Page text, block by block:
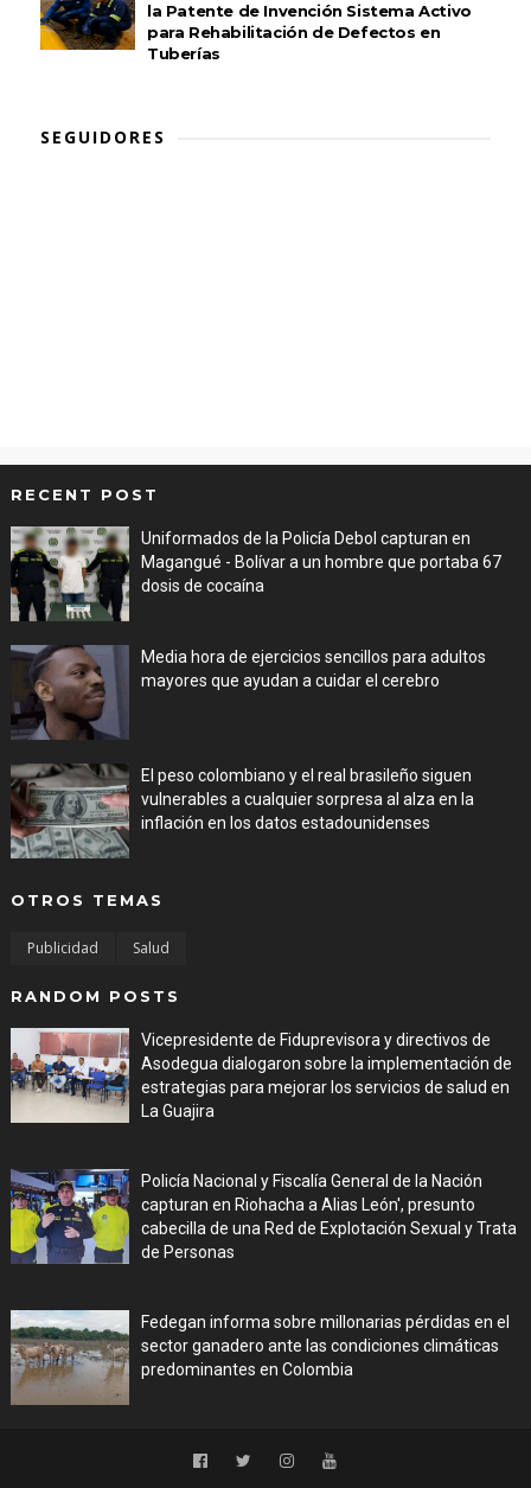
la Patente de Invención Sistema Activo
para Rehabilitación de Defectos en
Tuberías
SEGUIDORES
RECENT POST
Uniformados de la Policía Debol capturan en
Magangué - Bolívar a un hombre que portaba 67
dosis de cocaína
Media hora de ejercicios sencillos para adultos
mayores que ayudan a cuidar el cerebro
El peso colombiano y el real brasileño siguen
vulnerables a cualquier sorpresa al alza en la
inflación en los datos estadounidenses
OTROS TEMAS
Publicidad Salud
RANDOM POSTS
Vicepresidente de Fiduprevisora y directivos de
Asodegua dialogaron sobre la implementación de
estrategias para mejorar los servicios de salud en
La Guajira
Policía Nacional y Fiscalía General de la Nación
capturan en Riohacha a Alias León', presunto
cabecilla de una Red de Explotación Sexual y Trata
de Personas
Fedegan informa sobre millonarias pérdidas en el
sector ganadero ante las condiciones climáticas
predominantes en Colombia